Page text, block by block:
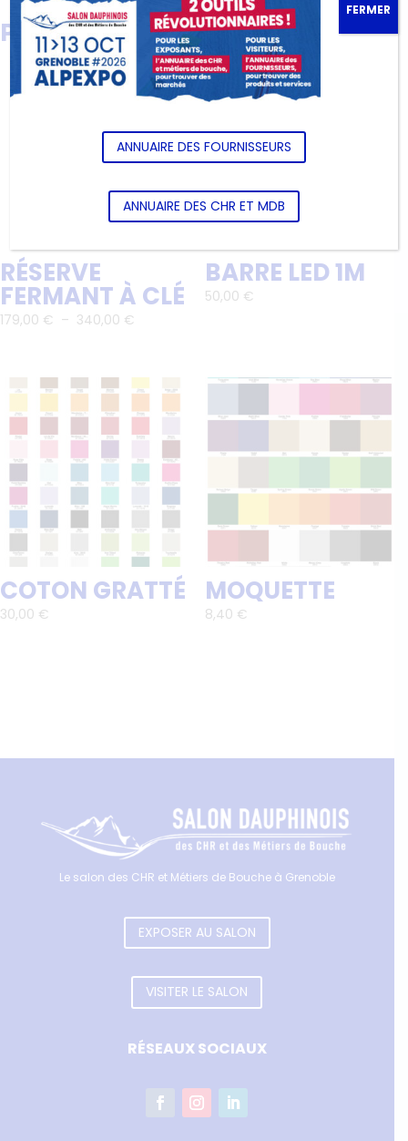
PRODUITS SIMILAIRES
RÉSERVE
FERMANT À CLÉ
179,00 € – 340,00 €
179,00 €
à
340,00 €
BARRE LED 1M
50,00 €
COTON GRATTÉ
30,00 €
MOQUETTE
8,40 €
Le salon des CHR et Métiers de Bouche à Grenoble
EXPOSER AU SALON
VISITER LE SALON
RÉSEAUX SOCIAUX
ANNUAIRE DES FOURNISSEURS
ANNUAIRE DES CHR ET MDB
FERMER